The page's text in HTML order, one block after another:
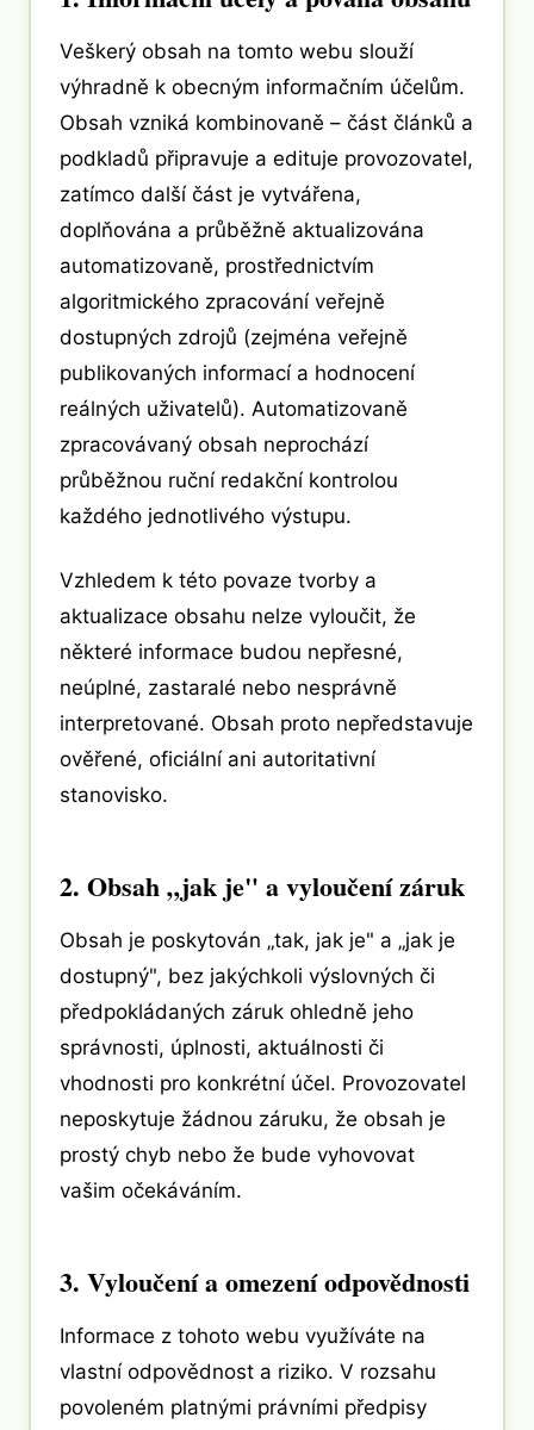
Veškerý obsah na tomto webu slouží
výhradně k obecným informačním účelům.
Obsah vzniká kombinovaně – část článků a
podkladů připravuje a edituje provozovatel,
zatímco další část je vytvářena,
doplňována a průběžně aktualizována
automatizovaně, prostřednictvím
algoritmického zpracování veřejně
dostupných zdrojů (zejména veřejně
publikovaných informací a hodnocení
reálných uživatelů). Automatizovaně
zpracovávaný obsah neprochází
průběžnou ruční redakční kontrolou
každého jednotlivého výstupu.
Vzhledem k této povaze tvorby a
aktualizace obsahu nelze vyloučit, že
některé informace budou nepřesné,
neúplné, zastaralé nebo nesprávně
interpretované. Obsah proto nepředstavuje
ověřené, oficiální ani autoritativní
stanovisko.
2. Obsah „jak je" a vyloučení záruk
Obsah je poskytován „tak, jak je" a „jak je
dostupný", bez jakýchkoli výslovných či
předpokládaných záruk ohledně jeho
správnosti, úplnosti, aktuálnosti či
vhodnosti pro konkrétní účel. Provozovatel
neposkytuje žádnou záruku, že obsah je
prostý chyb nebo že bude vyhovovat
vašim očekáváním.
3. Vyloučení a omezení odpovědnosti
Informace z tohoto webu využíváte na
vlastní odpovědnost a riziko. V rozsahu
povoleném platnými právními předpisy